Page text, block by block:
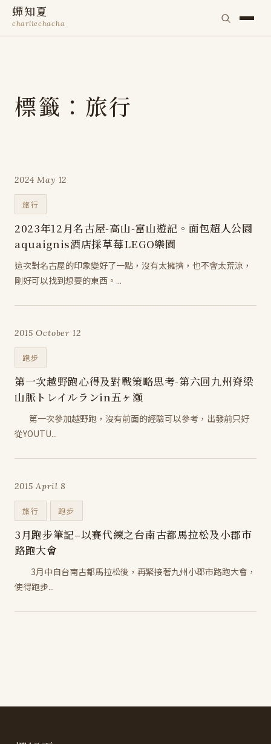
蟬知夏
charliechacha
標籤：旅行
2024 May 12
旅行
2023年12月名古屋-高山-富山遊記。面包超人公園
aquaignis酒店採草莓LEGO樂園
這次對名古屋的印象變好了一點，沒有太擁擠，也不會太荒涼，
剛好可以找到想要的東西。...
2015 October 12
跑步
第一次越野跑心得及對戰策略思考-第六回九州脊梁
山脈トレイルランin五ヶ瀬
第一次參加越野跑，沒有前面的經驗可以參考，出發前只好
從YOUTU...
2015 April 8
旅行 跑步
3月跑步筆記–以賽代練之台南古都馬拉松及小郡市
路跑大會
3月中自台南古都馬拉松後，再緊接著九州小郡市路跑大會，
使得跑步...